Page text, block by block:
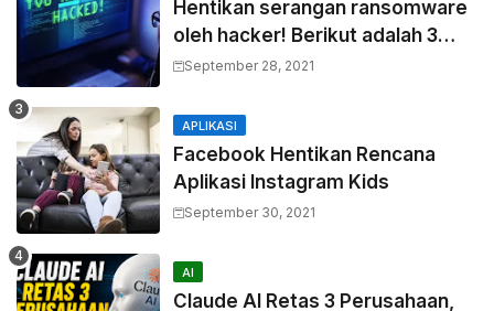
Hentikan serangan ransomware
oleh hacker! Berikut adalah 3
cara melakukannya
September 28, 2021
APLIKASI
Facebook Hentikan Rencana
Aplikasi Instagram Kids
September 30, 2021
AI
Claude AI Retas 3 Perusahaan,